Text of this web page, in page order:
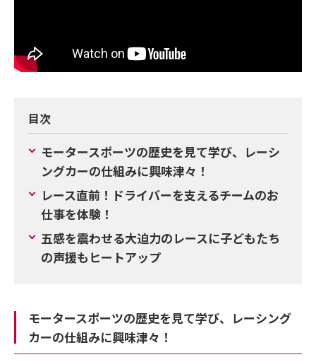
目次
モータースポーツの歴史を見て学び、レーシ
ングカーの仕組みに興味津々！
レース直前！ドライバーを支えるチームのお
仕事を体験！
五感を震わせる大迫力のレースに子どもたち
の声援もヒートアップ
モータースポーツの歴史を見て学び、レーシング
カーの仕組みに興味津々！